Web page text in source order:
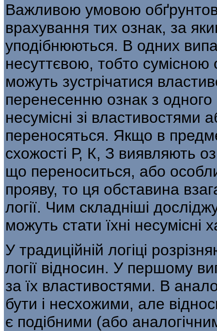
Важливою умовою
врахування тих ознак, за
упо­дібнюються. В одних
несуттє­вою, тобто
можуть зустрічатися
перенесенню ознак з
несумісні зі властивостями
переносяться. Якщо в
схожості Р, К, З виявляють
що переноситься, або
прояву, то ця обставина
логії. Чим складніші
можуть стати їхні несумісні
У традиційній логіці
логії відносин. У першому
за їх властивостями. В
бути і не­схожими, але
є подібними (або